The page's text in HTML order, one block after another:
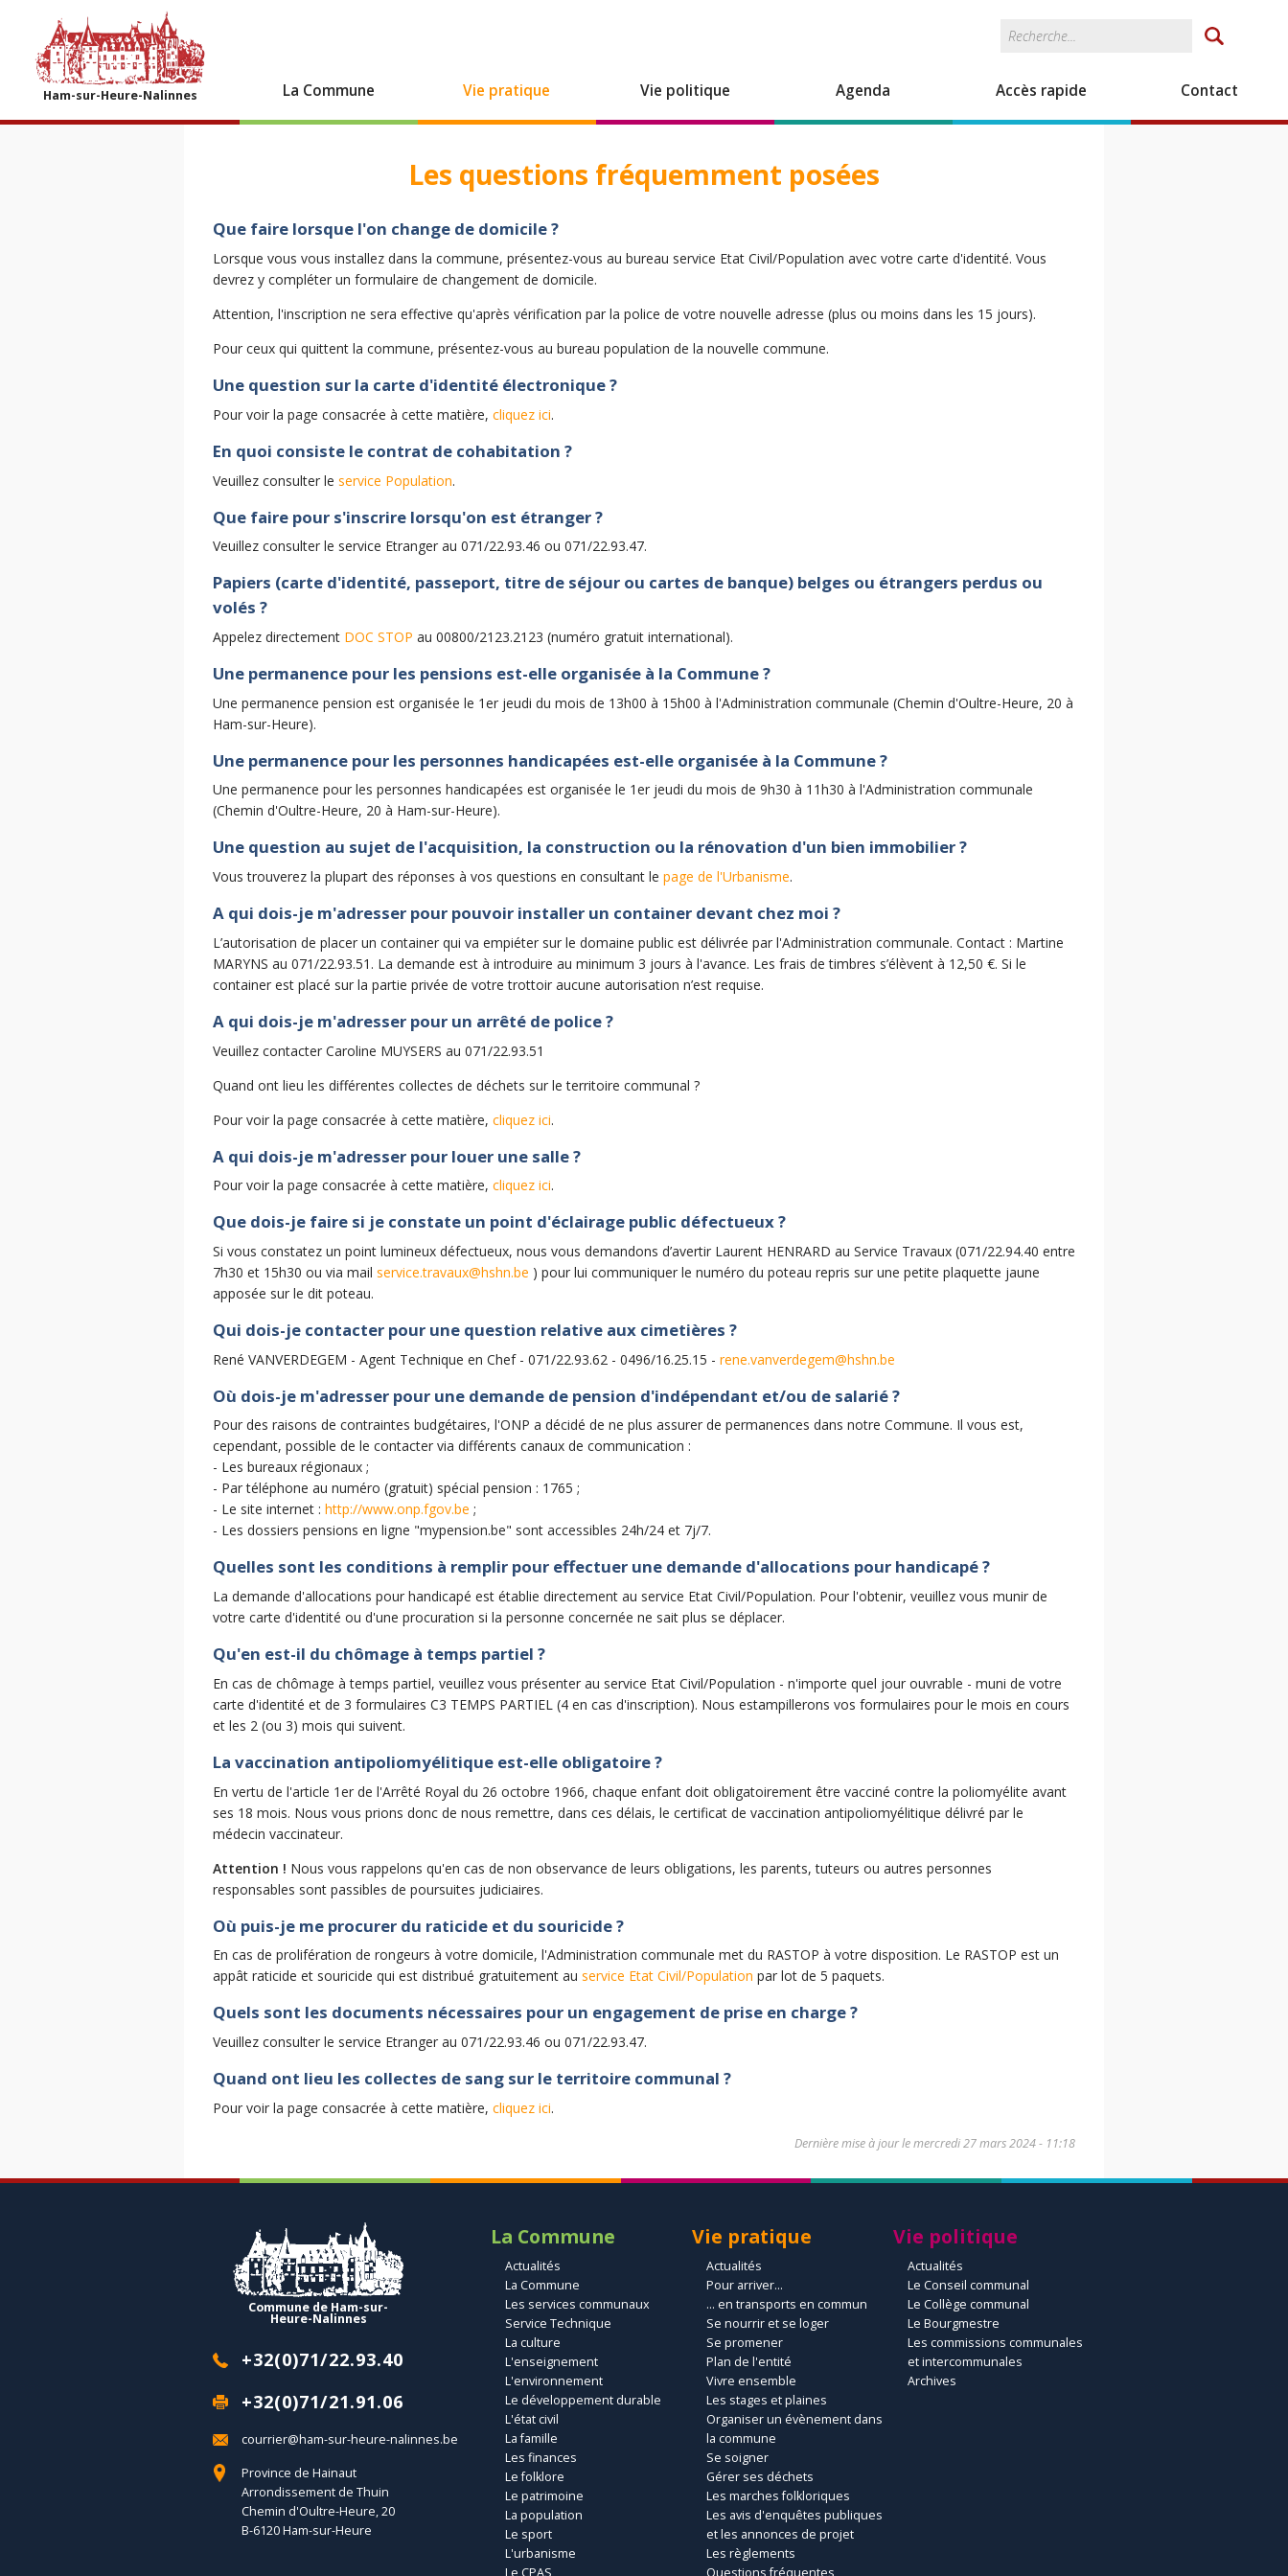
Ham-sur-Heure-Nalinnes La Commune Vie pratique Vie politique Agenda Accès rapide Contact
Formulaire de
recherche
Les questions fréquemment posées
Que faire lorsque l'on change de domicile ?
Lorsque vous vous installez dans la commune, présentez-vous au bureau service Etat Civil/Population avec votre carte d'identité. Vous
devrez y compléter un formulaire de changement de domicile.
Attention, l'inscription ne sera effective qu'après vérification par la police de votre nouvelle adresse (plus ou moins dans les 15 jours).
Pour ceux qui quittent la commune, présentez-vous au bureau population de la nouvelle commune.
Une question sur la carte d'identité électronique ?
Pour voir la page consacrée à cette matière, cliquez ici.
En quoi consiste le contrat de cohabitation ?
Veuillez consulter le service Population.
Que faire pour s'inscrire lorsqu'on est étranger ?
Veuillez consulter le service Etranger au 071/22.93.46 ou 071/22.93.47.
Papiers (carte d'identité, passeport, titre de séjour ou cartes de banque) belges ou étrangers perdus ou
volés ?
Appelez directement DOC STOP au 00800/2123.2123 (numéro gratuit international).
Une permanence pour les pensions est-elle organisée à la Commune ?
Une permanence pension est organisée le 1er jeudi du mois de 13h00 à 15h00 à l'Administration communale (Chemin d'Oultre-Heure, 20 à
Ham-sur-Heure).
Une permanence pour les personnes handicapées est-elle organisée à la Commune ?
Une permanence pour les personnes handicapées est organisée le 1er jeudi du mois de 9h30 à 11h30 à l'Administration communale
(Chemin d'Oultre-Heure, 20 à Ham-sur-Heure).
Une question au sujet de l'acquisition, la construction ou la rénovation d'un bien immobilier ?
Vous trouverez la plupart des réponses à vos questions en consultant le page de l'Urbanisme.
A qui dois-je m'adresser pour pouvoir installer un container devant chez moi ?
L’autorisation de placer un container qui va empiéter sur le domaine public est délivrée par l'Administration communale. Contact : Martine
MARYNS au 071/22.93.51. La demande est à introduire au minimum 3 jours à l'avance. Les frais de timbres s’élèvent à 12,50 €. Si le
container est placé sur la partie privée de votre trottoir aucune autorisation n’est requise.
A qui dois-je m'adresser pour un arrêté de police ?
Veuillez contacter Caroline MUYSERS au 071/22.93.51
Quand ont lieu les différentes collectes de déchets sur le territoire communal ?
Pour voir la page consacrée à cette matière, cliquez ici.
A qui dois-je m'adresser pour louer une salle ?
Pour voir la page consacrée à cette matière, cliquez ici.
Que dois-je faire si je constate un point d'éclairage public défectueux ?
Si vous constatez un point lumineux défectueux, nous vous demandons d’avertir Laurent HENRARD au Service Travaux (071/22.94.40 entre
7h30 et 15h30 ou via mail service.travaux@hshn.be ) pour lui communiquer le numéro du poteau repris sur une petite plaquette jaune
apposée sur le dit poteau.
Qui dois-je contacter pour une question relative aux cimetières ?
René VANVERDEGEM - Agent Technique en Chef - 071/22.93.62 - 0496/16.25.15 - rene.vanverdegem@hshn.be
Où dois-je m'adresser pour une demande de pension d'indépendant et/ou de salarié ?
Pour des raisons de contraintes budgétaires, l'ONP a décidé de ne plus assurer de permanences dans notre Commune. Il vous est,
cependant, possible de le contacter via différents canaux de communication :
- Les bureaux régionaux ;
- Par téléphone au numéro (gratuit) spécial pension : 1765 ;
- Le site internet : http://www.onp.fgov.be ;
- Les dossiers pensions en ligne "mypension.be" sont accessibles 24h/24 et 7j/7.
Quelles sont les conditions à remplir pour effectuer une demande d'allocations pour handicapé ?
La demande d'allocations pour handicapé est établie directement au service Etat Civil/Population. Pour l'obtenir, veuillez vous munir de
votre carte d'identité ou d'une procuration si la personne concernée ne sait plus se déplacer.
Qu'en est-il du chômage à temps partiel ?
En cas de chômage à temps partiel, veuillez vous présenter au service Etat Civil/Population - n'importe quel jour ouvrable - muni de votre
carte d'identité et de 3 formulaires C3 TEMPS PARTIEL (4 en cas d'inscription). Nous estampillerons vos formulaires pour le mois en cours
et les 2 (ou 3) mois qui suivent.
La vaccination antipoliomyélitique est-elle obligatoire ?
En vertu de l'article 1er de l'Arrêté Royal du 26 octobre 1966, chaque enfant doit obligatoirement être vacciné contre la poliomyélite avant
ses 18 mois. Nous vous prions donc de nous remettre, dans ces délais, le certificat de vaccination antipoliomyélitique délivré par le
médecin vaccinateur.
Attention ! Nous vous rappelons qu'en cas de non observance de leurs obligations, les parents, tuteurs ou autres personnes
responsables sont passibles de poursuites judiciaires.
Où puis-je me procurer du raticide et du souricide ?
En cas de prolifération de rongeurs à votre domicile, l'Administration communale met du RASTOP à votre disposition. Le RASTOP est un
appât raticide et souricide qui est distribué gratuitement au service Etat Civil/Population par lot de 5 paquets.
Quels sont les documents nécessaires pour un engagement de prise en charge ?
Veuillez consulter le service Etranger au 071/22.93.46 ou 071/22.93.47.
Quand ont lieu les collectes de sang sur le territoire communal ?
Pour voir la page consacrée à cette matière, cliquez ici.
Dernière mise à jour lemercredi 27 mars 2024 - 11:18
Commune de Ham-sur-
Heure-Nalinnes
+32(0)71/22.93.40
+32(0)71/21.91.06
courrier@ham-sur-heure-nalinnes.be
Province de Hainaut
Arrondissement de Thuin
Chemin d'Oultre-Heure, 20
B-6120 Ham-sur-Heure
La Commune
Actualités
La Commune
Les services communaux
Service Technique
La culture
L'enseignement
L'environnement
Le développement durable
L'état civil
La famille
Les finances
Le folklore
Le patrimoine
La population
Le sport
L'urbanisme
Le CPAS
Vie pratique
Actualités
Pour arriver...
... en transports en commun
Se nourrir et se loger
Se promener
Plan de l'entité
Vivre ensemble
Les stages et plaines
Organiser un évènement dans
la commune
Se soigner
Gérer ses déchets
Les marches folkloriques
Les avis d'enquêtes publiques
et les annonces de projet
Les règlements
Questions fréquentes
Vie politique
Actualités
Le Conseil communal
Le Collège communal
Le Bourgmestre
Les commissions communales
et intercommunales
Archives